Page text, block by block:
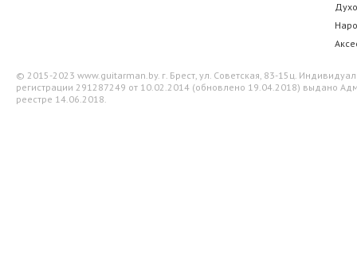
© 2015-2023 www.guitarman.by. г. Брест, ул. Советская, 83-15ц.
регистрации 291287249 от 10.02.2014 (обновлено 19.04.2018) выдано
реестре 14.06.2018.